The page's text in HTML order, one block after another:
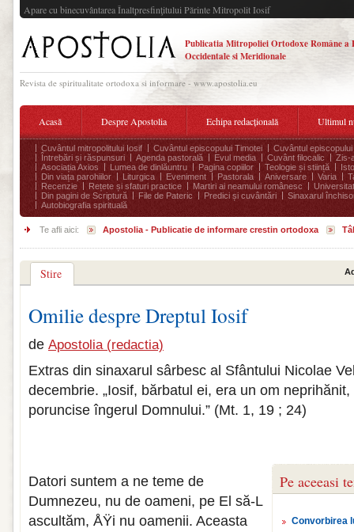
Apare cu binecuvântarea Înaltpresfinţitului Părinte Mitropolit Iosif
Publicatia Mitropoliei Ortodoxe Române a
Occidentale si Meridionale
Revista de spiritualitate ortodoxa si informare - www.apostolia.eu
Acasă Despre Apostolia Echipa redacțională Ultimul
Cuvântul mitropolitului Iosif Cuvântul episcopului Timotei
Cuvântul episcopului
Întrebări și răspunsuri
Agenda pastorală Evul media Cuvânt filocalic
Zis-
Asociația Axios
Lumea de dinlăuntru Pagina copiilor Teologie și stiință
Din viața parohiilor
Liturgica Eveniment Pastorala Aniversare Varia
Recenzie
Rețete și sfaturi practice Martiri ai neamului românesc
Din pagini de Scriptură
File de Pateric Predici și cuvântări
Sinaxarul
Autobiografia spirituală
Te afli aici: Apostolia - Publicatie de informare crestin ortodoxa
Stire
Omilie despre Dreptul Iosif
de Apostolia (redactia)
Extras din sinaxarul sârbesc al Sfântului Nicolae
decembrie. „Iosif, bărbatul ei, era un om
poruncise îngerul Domnului.” (Mt. 1, 19 ; 24)
Pe aceeasi
Convorbirea
Datori suntem a ne teme de
Dumnezeu, nu de oameni, pe El să-L
ascultăm, ÅŸi nu oamenii. Aceasta